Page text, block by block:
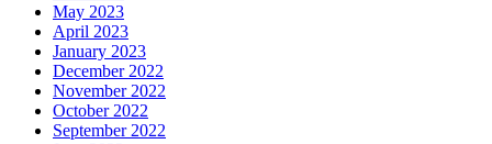
May 2023
April 2023
January 2023
December 2022
November 2022
October 2022
September 2022